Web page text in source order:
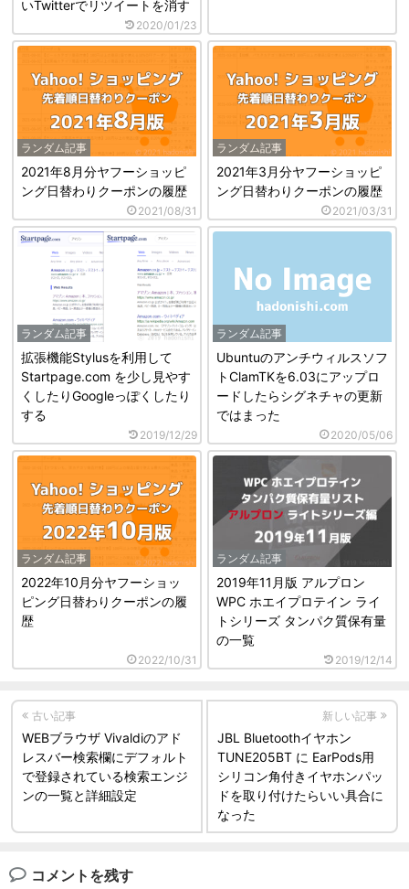
いTwitterでリツイートを消す
2020/01/23
ランダム記事
2021年8月分ヤフーショッピ
ング日替わりクーポンの履歴
2021/08/31
ランダム記事
2021年3月分ヤフーショッピ
ング日替わりクーポンの履歴
2021/03/31
ランダム記事
拡張機能Stylusを利用して
Startpage.com を少し見やす
くしたりGoogleっぽくしたり
する
2019/12/29
ランダム記事
Ubuntuのアンチウィルスソフ
トClamTKを6.03にアップロ
ードしたらシグネチャの更新
ではまった
2020/05/06
ランダム記事
2022年10月分ヤフーショッ
ピング日替わりクーポンの履
歴
2022/10/31
ランダム記事
2019年11月版 アルプロン
WPC ホエイプロテイン ライ
トシリーズ タンパク質保有量
の一覧
2019/12/14
古い記事
WEBブラウザ Vivaldiのアド
レスバー検索欄にデフォルト
で登録されている検索エンジ
ンの一覧と詳細設定
新しい記事
JBL Bluetoothイヤホン
TUNE205BT に EarPods用
シリコン角付きイヤホンパッ
ドを取り付けたらいい具合に
なった
コメントを残す